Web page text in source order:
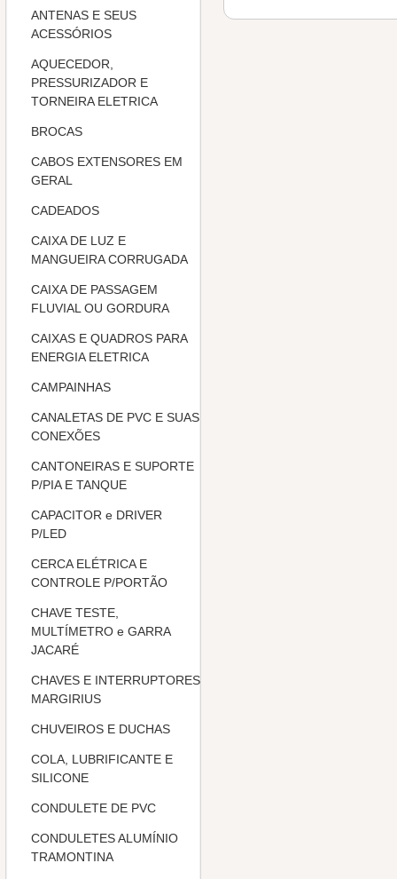
ANTENAS E SEUS
ACESSÓRIOS
AQUECEDOR,
PRESSURIZADOR E
TORNEIRA ELETRICA
BROCAS
CABOS EXTENSORES EM
GERAL
CADEADOS
CAIXA DE LUZ E
MANGUEIRA CORRUGADA
CAIXA DE PASSAGEM
FLUVIAL OU GORDURA
CAIXAS E QUADROS PARA
ENERGIA ELETRICA
CAMPAINHAS
CANALETAS DE PVC E SUAS
CONEXÕES
CANTONEIRAS E SUPORTE
P/PIA E TANQUE
CAPACITOR e DRIVER
P/LED
CERCA ELÉTRICA E
CONTROLE P/PORTÃO
CHAVE TESTE,
MULTÍMETRO e GARRA
JACARÉ
CHAVES E INTERRUPTORES
MARGIRIUS
CHUVEIROS E DUCHAS
COLA, LUBRIFICANTE E
SILICONE
CONDULETE DE PVC
CONDULETES ALUMÍNIO
TRAMONTINA